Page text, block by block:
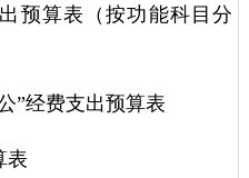
预算表（按功能科目分
”经费支出预算表
表